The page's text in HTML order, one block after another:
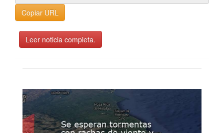
Copiar URL
Leer noticia completa.